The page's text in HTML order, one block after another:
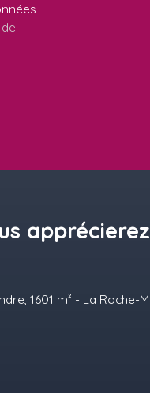
apprécierez